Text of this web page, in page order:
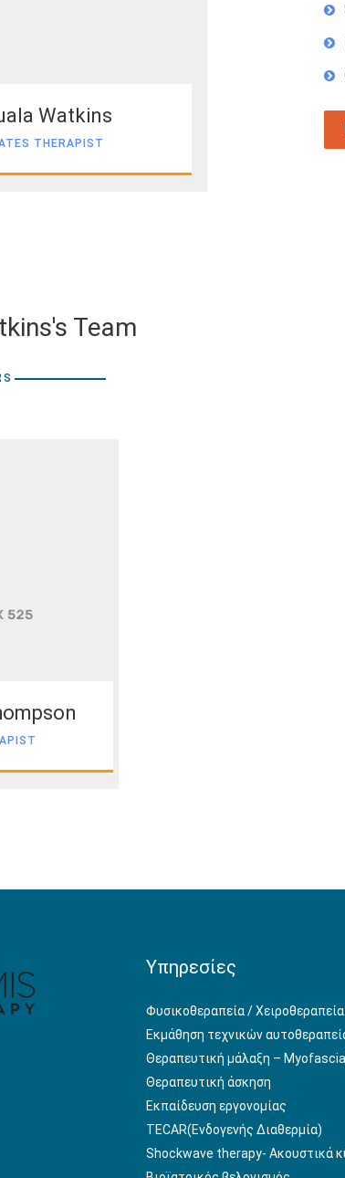
Watkins
THERAPIST
Team
Υπηρεσίες
Φυσικοθεραπεία / Χειροθεραπεία
Εκμάθηση τεχνικών
Θεραπευτική μάλαξη –
Θεραπευτική άσκηση
Εκπαίδευση εργονομίας
TECAR(Ενδογενής Διαθερμία)
Shockwave therapy- Aκουστικά